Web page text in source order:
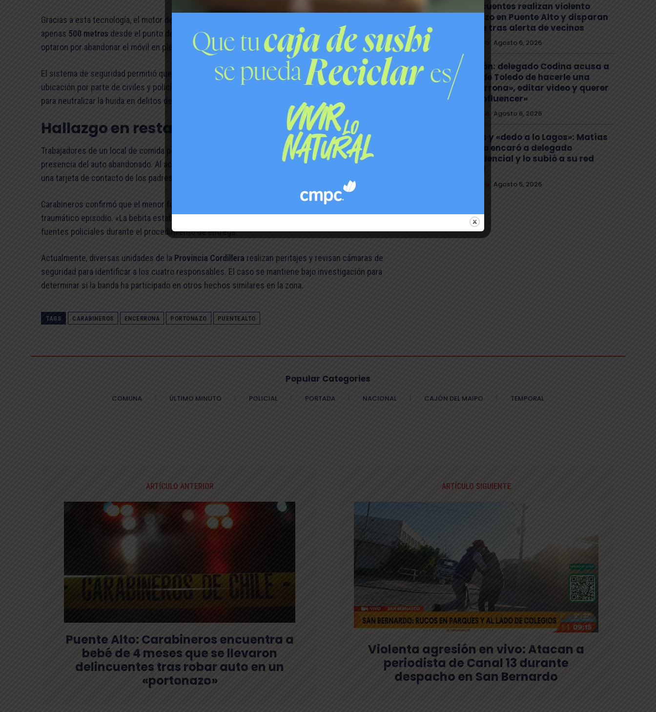
Gracias a esta tecnología, el motor de la camioneta se detuvo cuando los sujetos habían avanzado
apenas 500 metros desde el punto de origen. Ante la imposibilidad de seguir camino, los asaltantes
optaron por abandonar el móvil en plena
Avenida Camilo Henríquez.
El sistema de seguridad permitió que el vehículo no se alejara del perímetro residencial, facilitando su
ubicación por parte de civiles y policías. Carabineros destacó que este tipo de dispositivos son claves
para neutralizar la huida en delitos de este tipo.
Hallazgo en restaurante peruano
Trabajadores de un local de comida peruana ubicado frente al restaurante«Limón y Mar»notaron la
presencia del auto abandonado. Al acercarse a revisar el interior, descubrieron al bebé y encontraron
una tarjeta de contacto de los padres.
Carabineros confirmó que el menor fue devuelto a su familia en buenas condiciones de salud
traumático episodio. «La bebita estaba en su respectiva silla y no presentaba lesiones», indicaron
fuentes policiales durante el procedimiento de entrega.
Actualmente, diversas unidades de la Provincia Cordillera realizan peritajes y revisan cámaras de
seguridad para identificar a los cuatro responsables. El caso se mantiene bajo investigación para
determinar si la banda ha participado en otros hechos similares en la zona.
TAGS CARABINEROS ENCERRONA PORTONAZO PUENTEALTO
Delincuentes realizan violento
turbazo en Puente Alto y disparan
al aire tras alerta de vecinos
Agosto 6, 2026
Tensión: delegado Codina acusa a
alcalde Toledo de hacerle una
«encerrona», editar video y querer
ser «influencer»
Agosto 6, 2026
Gritos y «dedo a lo Lagos»: Matías
Toledo encaró a delegado
presidencial y lo subió a su red
Agosto 5, 2026
Popular Categories
COMUNA ÚLTIMO MINUTO POLICIAL PORTADA NACIONAL CAJÓN DEL MAIPO TEMPORAL
ARTÍCULO ANTERIOR
Puente Alto: Carabineros encuentra a
bebé de 4 meses que se llevaron
delincuentes tras robar auto en un
«portonazo»
ARTÍCULO SIGUIENTE
Violenta agresión en vivo: Atacan a
periodista de Canal 13 durante
despacho en San Bernardo